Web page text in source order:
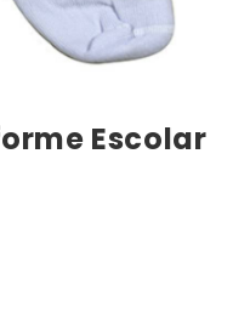
Escolar